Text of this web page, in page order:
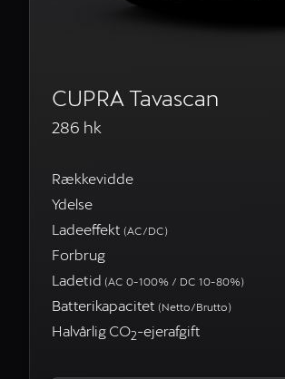
CUPRA Tavascan
286 hk
Rækkevidde
Ydelse
Ladeeffekt (AC/DC)
Forbrug
Ladetid (AC 0-100% / DC 10-80%)
Batterikapacitet (Netto/Brutto)
Halvårlig CO2-ejerafgift